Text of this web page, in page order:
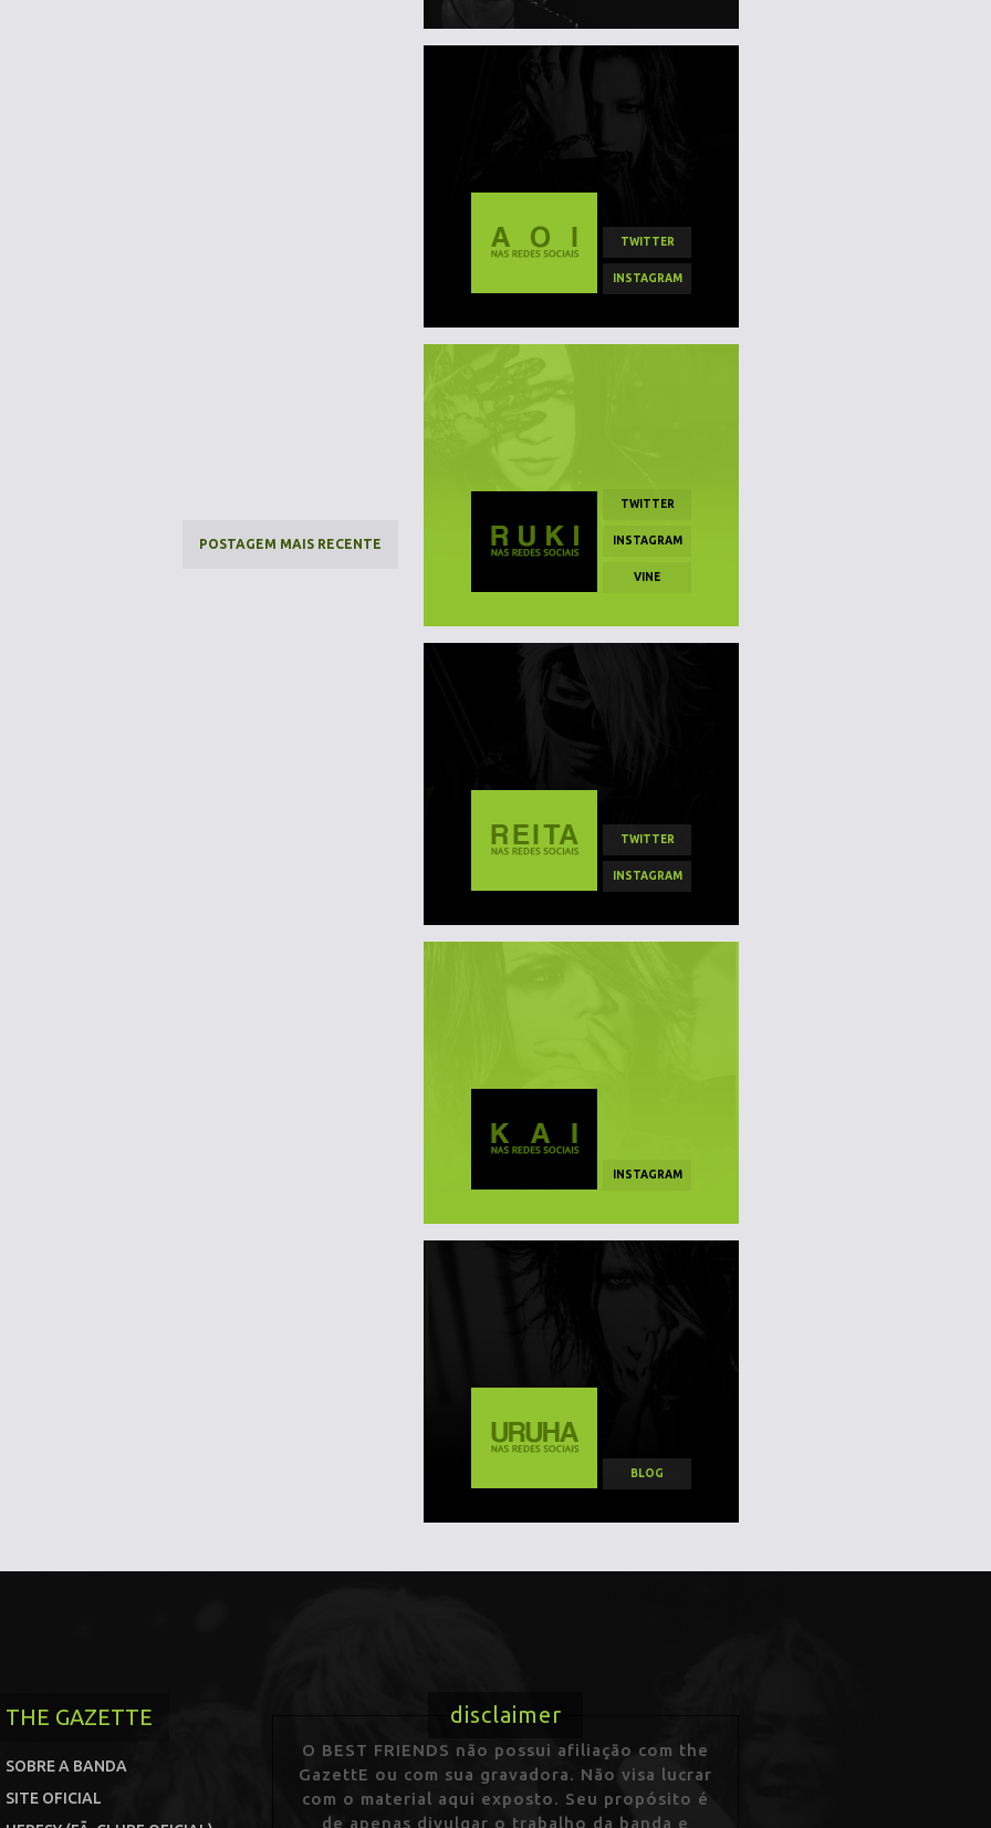
POSTAGEM MAIS RECENTE
TWITTER
INSTAGRAM
TWITTER
INSTAGRAM
VINE
TWITTER
INSTAGRAM
INSTAGRAM
BLOG
THE GAZETTE
SOBRE A BANDA
SITE OFICIAL
disclaimer
O BEST FRIENDS não possui afiliação com the
GazettE ou com sua gravadora. Não visa lucrar
com o material aqui exposto. Seu propósito é
de apenas divulgar o trabalho da banda e